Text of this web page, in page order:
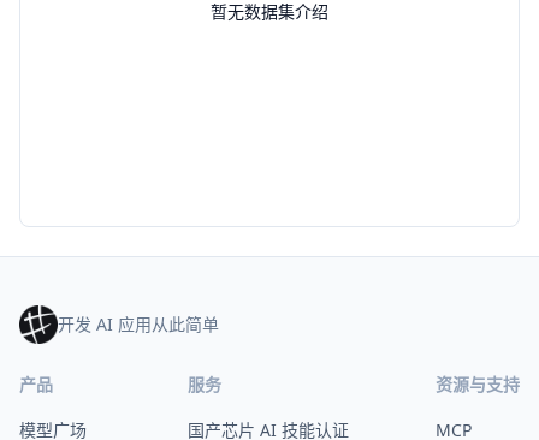
暂无数据集介绍
开发 AI 应用从此简单
产品
模型广场
服务
国产芯片 AI 技能认证
资源与支持
MCP